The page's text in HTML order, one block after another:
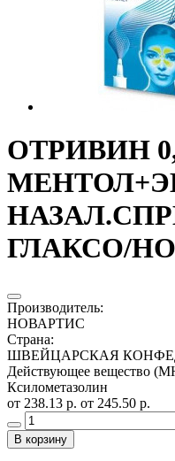
ОТРИВИН
ГЛАКСО/
Производитель:
НОВАРТИС
Страна:
ШВЕЙЦАРСКАЯ
Действующее вещество
Ксилометазолин
от 238.13 р. от 245.50 р.
В корзину